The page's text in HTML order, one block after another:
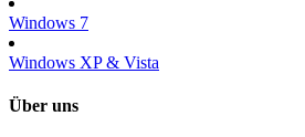
Windows 7
Windows XP & Vista
Über uns